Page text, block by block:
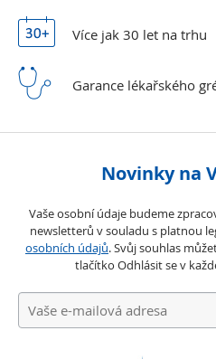
Více jak 30 let na trhu
Garance lékařského
Novinky na
Vaše osobní údaje budeme
newsletterů v souladu s platnou
osobních údajů. Svůj souhlas
tlačítko Odhlásit se v